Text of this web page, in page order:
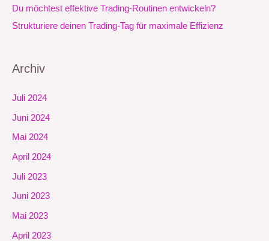
Du möchtest effektive Trading-Routinen entwickeln?
Strukturiere deinen Trading-Tag für maximale Effizienz
Archiv
Juli 2024
Juni 2024
Mai 2024
April 2024
Juli 2023
Juni 2023
Mai 2023
April 2023